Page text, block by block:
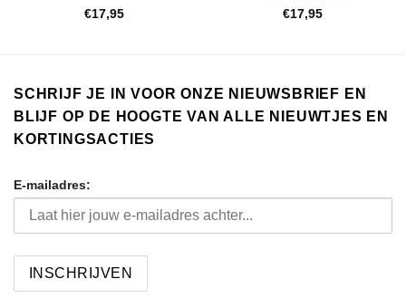
€17,95
Gewaardeerd
€17,95
SCHRIJF JE IN VOOR ONZE NIEUWSBRIEF EN
BLIJF OP DE HOOGTE VAN ALLE NIEUWTJES EN
KORTINGSACTIES
E-mailadres: